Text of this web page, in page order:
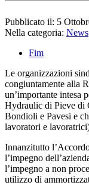
Pubblicato il: 5
Nella categoria: News
Fim
Le organizzazioni
congiuntamente alla
un’importante intesa
Hydraulic di Pieve di
Bondioli e Pavesi e
lavoratori e
Innanzitutto
l’impegno
l’impegno a non
utilizzo di